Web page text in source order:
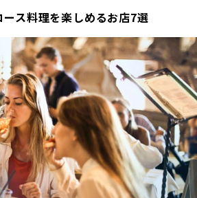
ス料理を楽しめるお店7選